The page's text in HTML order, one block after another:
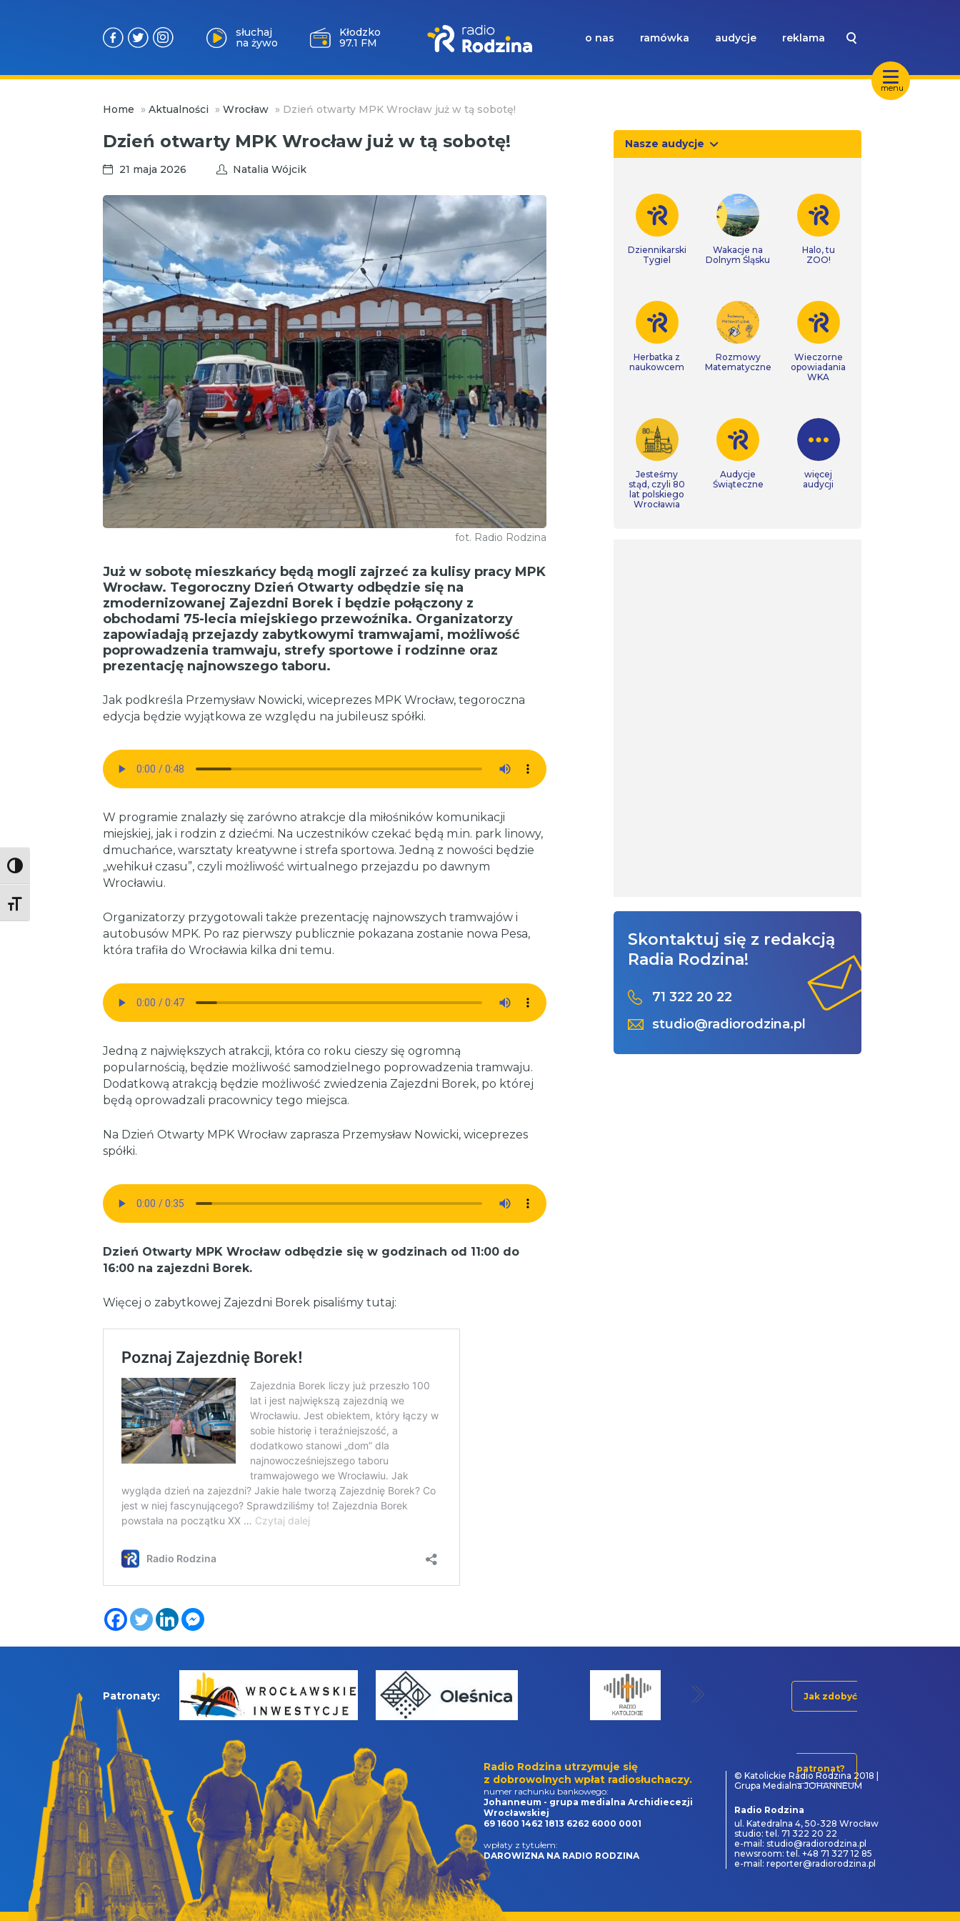
Toggle High Contrast
Toggle Font size
menu
słuchaj
na żywo
Kłodzko
97.1 FM
o nas ramówka audycje reklama
Home » Aktualności » Wrocław » Dzień otwarty MPK Wrocław już w tą sobotę!
Dzień otwarty MPK Wrocław już w tą sobotę!
21 maja 2026 Natalia Wójcik
fot. Radio Rodzina
Już w sobotę mieszkańcy będą mogli zajrzeć za kulisy pracy MPK
Wrocław. Tegoroczny Dzień Otwarty odbędzie się na
zmodernizowanej Zajezdni Borek i będzie połączony z
obchodami 75-lecia miejskiego przewoźnika. Organizatorzy
zapowiadają przejazdy zabytkowymi tramwajami, możliwość
poprowadzenia tramwaju, strefy sportowe i rodzinne oraz
prezentację najnowszego taboru.
Jak podkreśla Przemysław Nowicki, wiceprezes MPK Wrocław, tegoroczna
edycja będzie wyjątkowa ze względu na jubileusz spółki.
W programie znalazły się zarówno atrakcje dla miłośników komunikacji
miejskiej, jak i rodzin z dziećmi. Na uczestników czekać będą m.in. park linowy,
dmuchańce, warsztaty kreatywne i strefa sportowa. Jedną z nowości będzie
„wehikuł czasu”, czyli możliwość wirtualnego przejazdu po dawnym
Wrocławiu.
Organizatorzy przygotowali także prezentację najnowszych tramwajów i
autobusów MPK. Po raz pierwszy publicznie pokazana zostanie nowa Pesa,
która trafiła do Wrocławia kilka dni temu.
Jedną z największych atrakcji, która co roku cieszy się ogromną
popularnością, będzie możliwość samodzielnego poprowadzenia tramwaju.
Dodatkową atrakcją będzie możliwość zwiedzenia Zajezdni Borek, po której
będą oprowadzali pracownicy tego miejsca.
Na Dzień Otwarty MPK Wrocław zaprasza Przemysław Nowicki, wiceprezes
spółki.
Dzień Otwarty MPK Wrocław odbędzie się w godzinach od 11:00 do
16:00 na zajezdni Borek.
Więcej o zabytkowej Zajezdni Borek pisaliśmy tutaj:
Nasze audycje
Dziennikarski
Tygiel
Wakacje na
Dolnym Śląsku
Halo, tu
ZOO!
Herbatka z
naukowcem
Rozmowy
Matematyczne
Wieczorne
opowiadania
WKA
Jesteśmy
stąd, czyli 80
lat polskiego
Wrocławia
Audycje
Świąteczne
więcej
audycji
Skontaktuj się z redakcją
Radia Rodzina!
71 322 20 22
studio@radiorodzina.pl
Patronaty: Jak zdobyć
patronat?
Radio Rodzina utrzymuje się
z dobrowolnych wpłat radiosłuchaczy.
numer rachunku bankowego:
Johanneum - grupa medialna Archidiecezji
Wrocławskiej
69 1600 1462 1813 6262 6000 0001
wpłaty z tytułem:
DAROWIZNA NA RADIO RODZINA
© Katolickie Radio Rodzina 2018 |
Grupa Medialna JOHANNEUM
Radio Rodzina
ul. Katedralna 4, 50-328 Wrocław
studio: tel. 71 322 20 22
e-mail: studio@radiorodzina.pl
newsroom: tel. +48 71 327 12 85
e-mail: reporter@radiorodzina.pl